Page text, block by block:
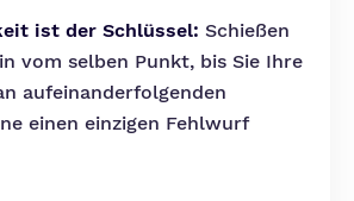
ist der Schlüssel: Schießen
vom selben Punkt, bis Sie Ihre
aufeinanderfolgenden
einen einzigen Fehlwurf